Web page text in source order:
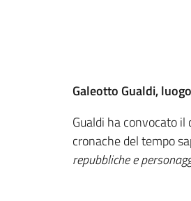
Galeotto Gualdi,
Gualdi ha convocato
cronache del tempo
repubbliche e